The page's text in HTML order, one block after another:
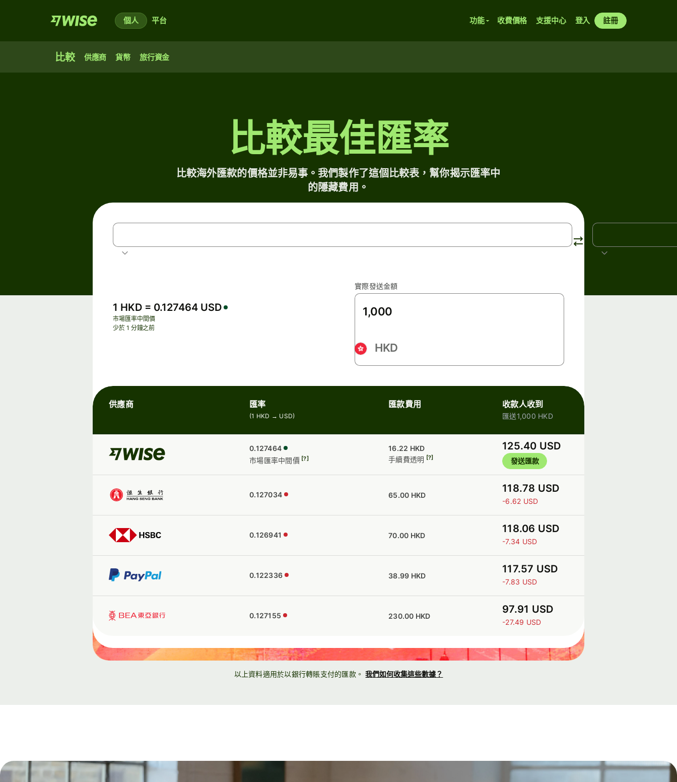
個人 平台 功能 收費價格 支援中心 登入 註冊
比較 供應商 貨幣 旅行資金
比較最佳匯率
比較海外匯款的價格並非易事。我們製作了這個比較表，幫你揭示匯率中
的隱藏費用。
1 HKD = 0.127464 USD
市場匯率中間價
少於 1 分鐘之前
實際發送金額
HKD
供應商 匯率
(1 HKD → USD)
匯款費用 收款人收到
匯送1,000 HKD
0.127464
市場匯率中間價 [?]
16.22 HKD
手續費透明 [?]
125.40 USD
發送匯款
0.127034 65.00 HKD
118.78 USD
-6.62 USD
0.126941 70.00 HKD
118.06 USD
-7.34 USD
0.122336 38.99 HKD
117.57 USD
-7.83 USD
0.127155 230.00 HKD
97.91 USD
-27.49 USD
以上資料適用於以銀行轉賬支付的匯款。 我們如何收集這些數據？